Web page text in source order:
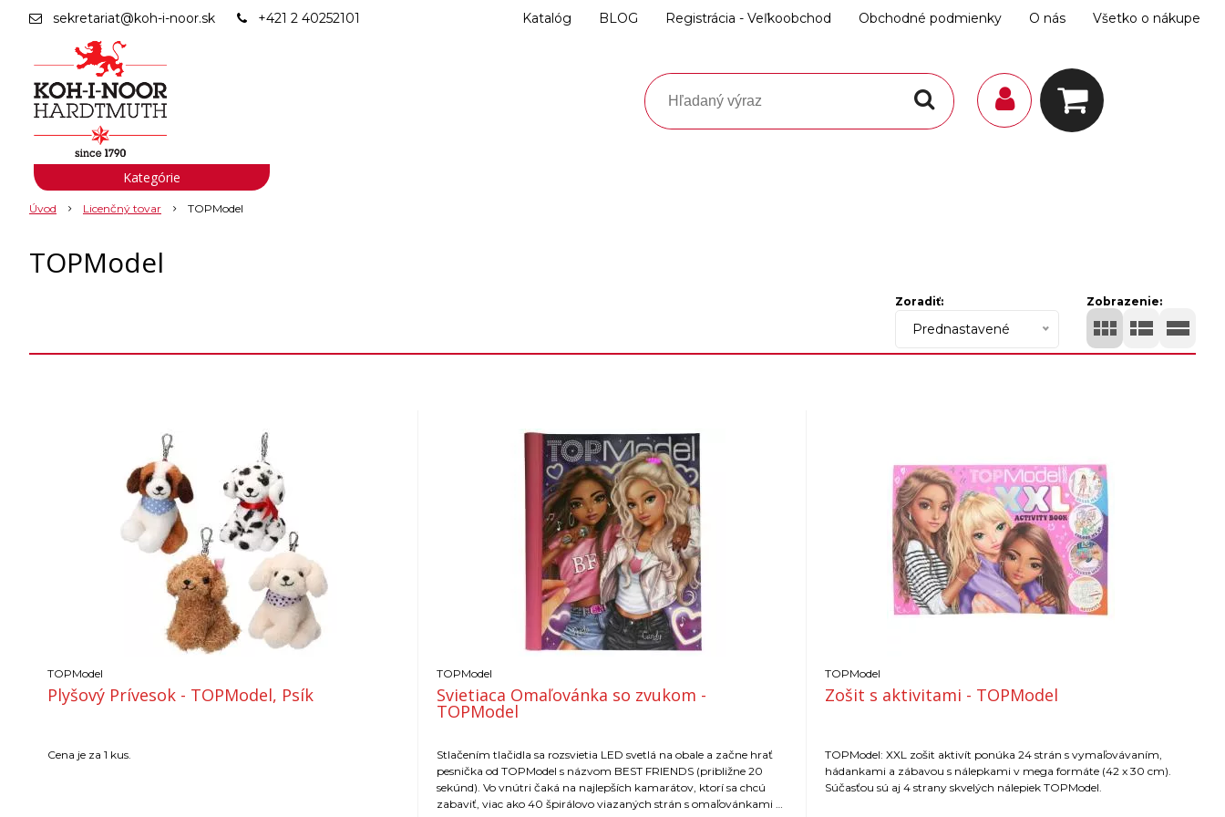
sekretariat@koh-i-noor.sk +421 2 40252101 Katalóg BLOG Registrácia - Veľkoobchod Obchodné podmienky O nás Všetko o nákupe
Úvod Licenčný tovar TOPModel
TOPModel
Zobrazenie:
Zoradiť:
Prednastavené
TOPModel
Plyšový Prívesok - TOPModel, Psík
Cena je za 1 kus.
TOPModel
Svietiaca Omaľovánka so zvukom -
TOPModel
Stlačením tlačidla sa rozsvietia LED svetlá na obale a začne hrať
pesnička od TOPModel s názvom BEST FRIENDS (približne 20
sekúnd). Vo vnútri čaká na najlepších kamarátov, ktorí sa chcú
zabaviť, viac ako 40 špirálovo viazaných strán s omaľovánkami a
TOPModel
Zošit s aktivitami - TOPModel
TOPModel: XXL zošit aktivít ponúka 24 strán s vymaľovávaním,
hádankami a zábavou s nálepkami v mega formáte (42 x 30 cm).
Súčasťou sú aj 4 strany skvelých nálepiek TOPModel.
Kategórie